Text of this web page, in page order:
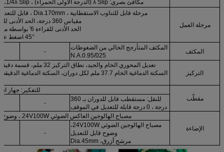
مكافئ بصري: λ Slip (الدرجة الأولى الحمراء) ، 1/4λ Slip، كويج الكوارتز
مرحلة العمل
مرحلة قابل للتناوب الاستقطابية ، Dia.170mm ، قابل للتعديل في الوسط
مقياس 360 درجة، الحد الأدنى للقسمة 1 درجة
الحد الأدنى للقراءة 6' بواسطة مقياس فيرنيال
45° اضغط على زر التوقف
المكثف
المكثف المتأرجح الخالي من الضغوطات
N.A.0.95/025
-
التركيز
مقطّب
للتفكير: جهاز
للنقل: مستقطب قابل للدوران بـ 360
درجة ، 0 درجة قابلة للتعديل في الموقف
-
الإضاءة
مصباح الهالوجين العاكس الضوئي 24V100W ، وضوح قابل للتعديل
مصباح الهالوجين الضوئي 24V100W،
وضوح قابل للتعديل
مرشح أزرق، Dia.45mm
-